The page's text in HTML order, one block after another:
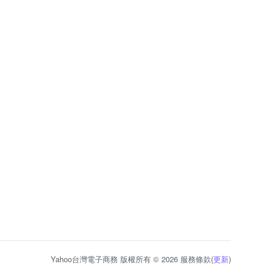
Yahoo台灣電子商務 版權所有 © 2026 服務條款(更新)